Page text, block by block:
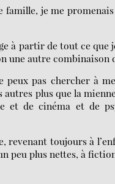
famille, je me
partir de tout ce que
une autre combinaison
peux pas chercher à
plus que la
et de cinéma et de
revenant toujours à
peu plus nettes, à